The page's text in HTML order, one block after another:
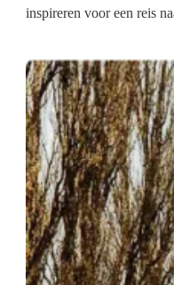
inspireren voor een reis